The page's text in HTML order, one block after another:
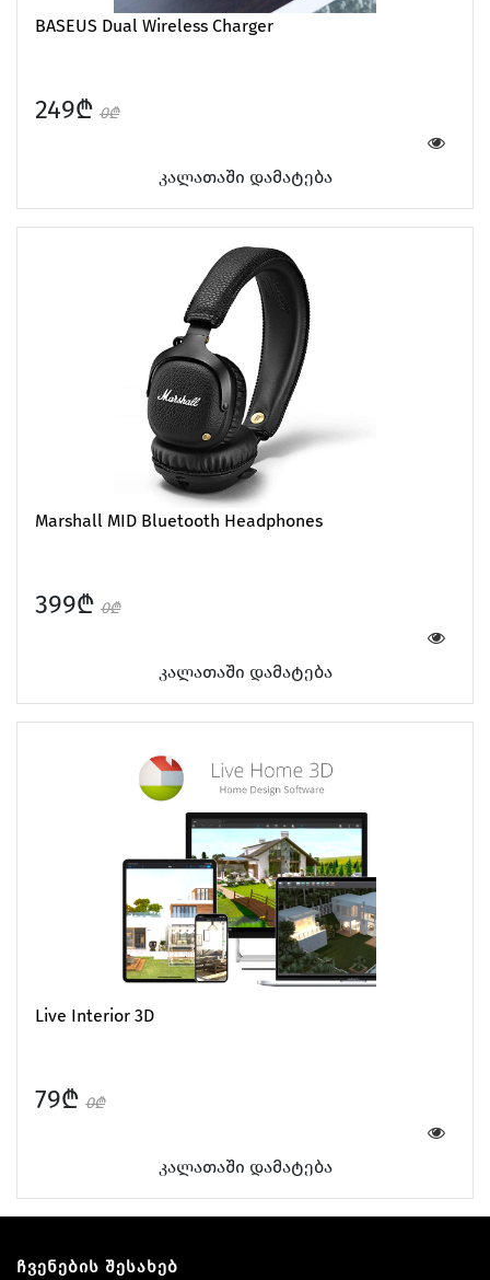
BASEUS Dual Wireless Charger
249₾ 0₾
კალათაში დამატება
Marshall MID Bluetooth Headphones
399₾ 0₾
კალათაში დამატება
Live Interior 3D
79₾ 0₾
კალათაში დამატება
ჩვენების შესახებ